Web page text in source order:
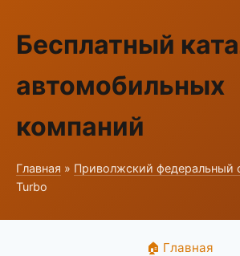
Бесплатный
автомобильных
компаний
Главная » Приволжский федеральный
Turbo
🏠 Главная